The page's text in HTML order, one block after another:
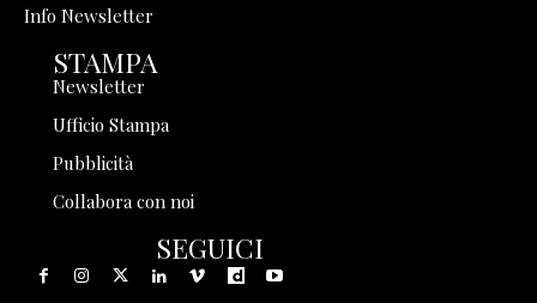
Info Newsletter
STAMPA
Newsletter
Ufficio Stampa
Pubblicità
Collabora con noi
SEGUICI